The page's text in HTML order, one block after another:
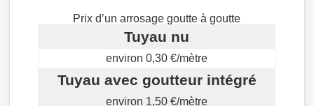
Prix d’un arrosage goutte à goutte
Tuyau nu
environ 0,30 €/mètre
Tuyau avec goutteur intégré
environ 1,50 €/mètre